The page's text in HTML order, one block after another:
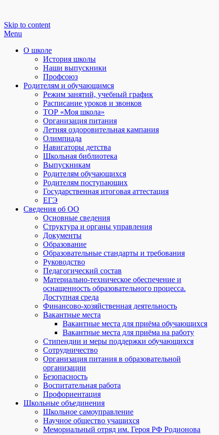
Skip to content
Menu
О школе
История школы
Наши выпускники
Профсоюз
Родителям и обучающимся
Режим занятий, учебный график
Расписание уроков и звонков
ТОР «Моя школа»
Организация питания
Летняя оздоровительная кампания
Олимпиада
Навигаторы детства
Школьная библиотека
Выпускникам
Родителям обучающихся
Родителям поступающих
Государственная итоговая аттестация
ЕГЭ
Сведения об ОО
Основные сведения
Структура и органы управления
Документы
Образование
Образовательные стандарты и требования
Руководство
Педагогический состав
Материально-техническое обеспечение и
оснащенность образовательного процесса.
Доступная среда
Финансово-хозяйственная деятельность
Вакантные места
Вакантные места для приёма обучающихся
Вакантные места для приёма на работу
Стипендии и меры поддержки обучающихся
Сотрудничество
Организация питания в образовательной
организации
Безопасность
Воспитательная работа
Профориентация
Школьные объединения
Школьное самоуправление
Научное общество учащихся
Мемориальный отряд им. Героя РФ Родионова